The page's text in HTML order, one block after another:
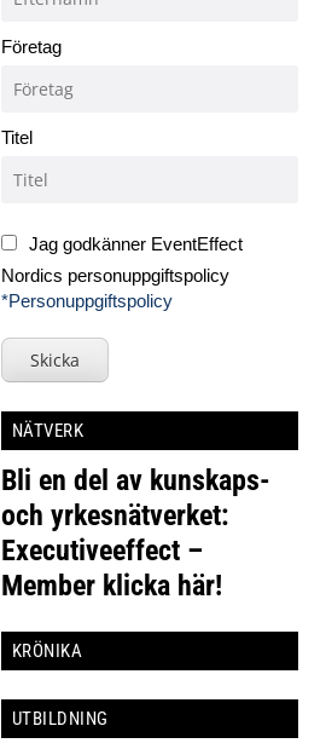
Företag
Titel
Jag godkänner EventEffect
Nordics personuppgiftspolicy
*Personuppgiftspolicy
Skicka
NÄTVERK
Bli en del av kunskaps-
och yrkesnätverket:
Executiveeffect –
Member klicka här!
KRÖNIKA
UTBILDNING